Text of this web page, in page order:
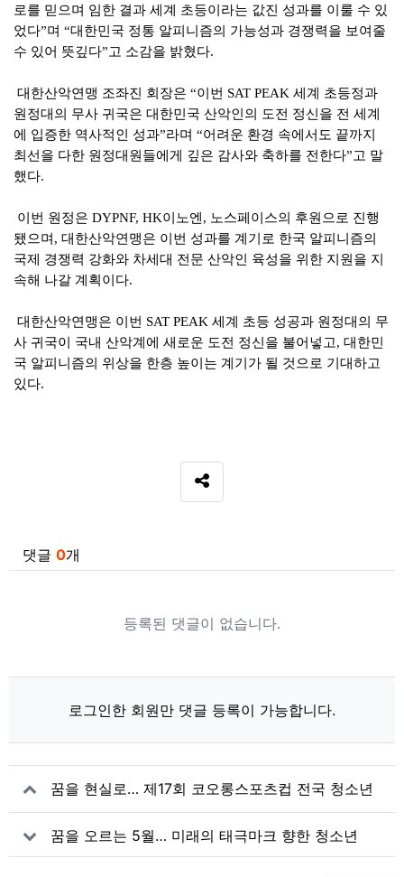
로를 믿으며 임한 결과 세계 초등이라는 값진 성과를 이룰 수 있
었다”며 “대한민국 정통 알피니즘의 가능성과 경쟁력을 보여줄
수 있어 뜻깊다”고 소감을 밝혔다.
대한산악연맹 조좌진 회장은 “이번 SAT PEAK 세계 초등정과
원정대의 무사 귀국은 대한민국 산악인의 도전 정신을 전 세계
에 입증한 역사적인 성과”라며 “어려운 환경 속에서도 끝까지
최선을 다한 원정대원들에게 깊은 감사와 축하를 전한다”고 말
했다.
이번 원정은 DYPNF, HK이노엔, 노스페이스의 후원으로 진행
됐으며, 대한산악연맹은 이번 성과를 계기로 한국 알피니즘의
국제 경쟁력 강화와 차세대 전문 산악인 육성을 위한 지원을 지
속해 나갈 계획이다.
대한산악연맹은 이번 SAT PEAK 세계 초등 성공과 원정대의 무
사 귀국이 국내 산악계에 새로운 도전 정신을 불어넣고, 대한민
국 알피니즘의 위상을 한층 높이는 계기가 될 것으로 기대하고
있다.
SNS 공유
댓글 0개
등록된 댓글이 없습니다.
로그인한 회원만 댓글 등록이 가능합니다.
꿈을 현실로… 제17회 코오롱스포츠컵 전국 청소년
스포츠클라이밍대회 성료
꿈을 오르는 5월… 미래의 태극마크 향한 청소년
스포츠클라이밍 선발전 열린다